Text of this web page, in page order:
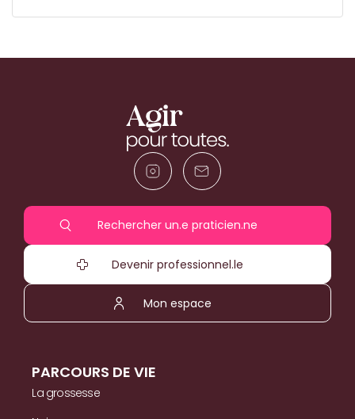
Rechercher un.e praticien.ne
Devenir professionnel.le
Mon espace
PARCOURS DE VIE
La grossesse